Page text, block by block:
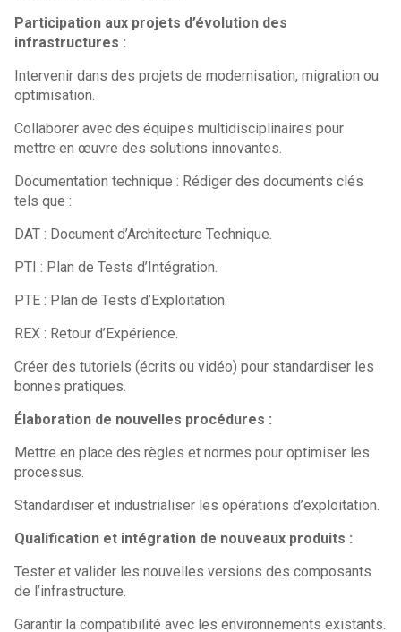
Participation aux projets d’évolution des
infrastructures :
Intervenir dans des projets de modernisation, migration ou
optimisation.
Collaborer avec des équipes multidisciplinaires pour
mettre en œuvre des solutions innovantes.
Documentation technique : Rédiger des documents clés
tels que :
DAT : Document d’Architecture Technique.
PTI : Plan de Tests d’Intégration.
PTE : Plan de Tests d’Exploitation.
REX : Retour d’Expérience.
Créer des tutoriels (écrits ou vidéo) pour standardiser les
bonnes pratiques.
Élaboration de nouvelles procédures :
Mettre en place des règles et normes pour optimiser les
processus.
Standardiser et industrialiser les opérations d’exploitation.
Qualification et intégration de nouveaux produits :
Tester et valider les nouvelles versions des composants
de l’infrastructure.
Garantir la compatibilité avec les environnements existants.